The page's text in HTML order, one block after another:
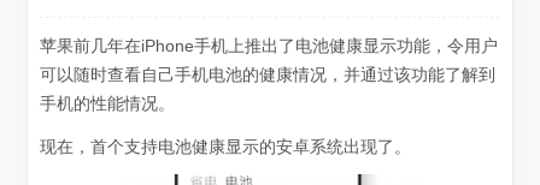
苹果前几年在iPhone手机上推出了电池健康显示功能，令用户
可以随时查看自己手机电池的健康情况，并通过该功能了解到
手机的性能情况。
现在，首个支持电池健康显示的安卓系统出现了。